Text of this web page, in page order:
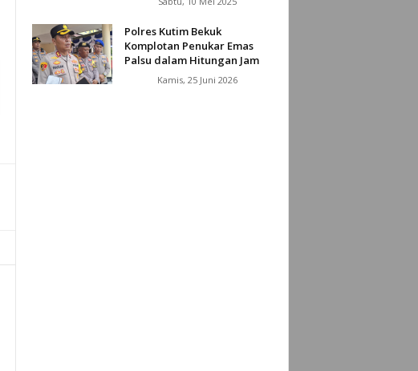
Polres Kutim Bekuk
Komplotan Penukar Emas
Palsu dalam Hitungan Jam
Kamis, 25 Juni 2026